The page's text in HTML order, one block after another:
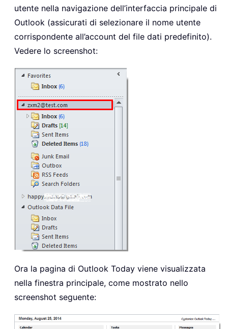
utente nella navigazione dell’interfaccia principale di
Outlook (assicurati di selezionare il nome utente
corrispondente all’account del file dati predefinito).
Vedere lo screenshot:
Ora la pagina di Outlook Today viene visualizzata
nella finestra principale, come mostrato nello
screenshot seguente: